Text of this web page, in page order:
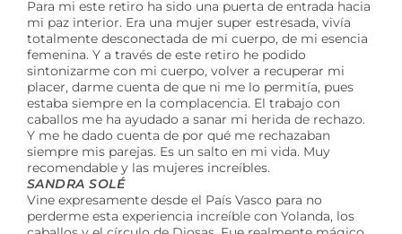
Para mi este retiro ha sido una puerta de entrada hacia
mi paz interior. Era una mujer super estresada, vivía
totalmente desconectada de mi cuerpo, de mi esencia
femenina. Y a través de este retiro he podido
sintonizarme con mi cuerpo, volver a recuperar mi
placer, darme cuenta de que ni me lo permitía, pues
estaba siempre en la complacencia. El trabajo con
caballos me ha ayudado a sanar mi herida de rechazo.
Y me he dado cuenta de por qué me rechazaban
siempre mis parejas. Es un salto en mi vida. Muy
recomendable y las mujeres increíbles.
SANDRA SOLÉ
Vine expresamente desde el País Vasco para no
perderme esta experiencia increíble con Yolanda, los